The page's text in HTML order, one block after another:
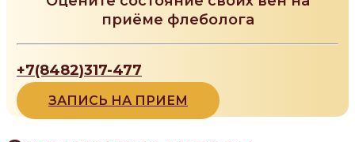
приёме флеболога
+7(8482)317-477
ЗАПИСЬ НА ПРИЕМ